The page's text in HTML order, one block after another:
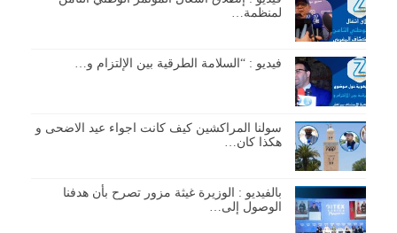
لمنظمة…
فيديو : “السلامة الطرقية بين الإلتزام و…
سولنا المراكشين كيف كانت اجواء عيد الاضحى و
هكذا كان…
بالفيديو : الوزيرة غيثة مزور تصرح بأن هدفنا
الوصول إلى…